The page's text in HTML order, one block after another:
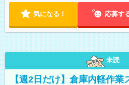
気になる！ 応募す
未読
【週2日だけ】倉庫内軽作